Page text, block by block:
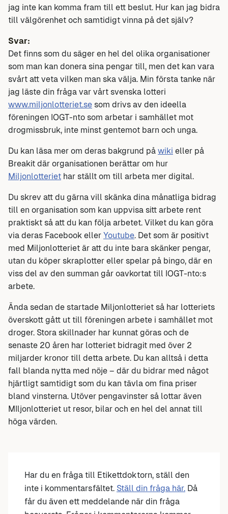
jag inte kan komma fram till ett beslut. Hur kan jag bidra
till välgörenhet och samtidigt vinna på det själv?
Svar:
Det finns som du säger en hel del olika organisationer
som man kan donera sina pengar till, men det kan vara
svårt att veta vilken man ska välja. Min första tanke när
jag läste din fråga var vårt svenska lotteri
www.miljonlotteriet.se som drivs av den ideella
föreningen IOGT-nto som arbetar i samhället mot
drogmissbruk, inte minst gentemot barn och unga.
Du kan läsa mer om deras bakgrund på wiki eller på
Breakit där organisationen berättar om hur
Miljonlotteriet har ställt om till arbeta mer digital.
Du skrev att du gärna vill skänka dina månatliga bidrag
till en organisation som kan uppvisa sitt arbete rent
praktiskt så att du kan följa arbetet. Vilket du kan göra
via deras Facebook eller Youtube. Det som är positivt
med Miljonlotteriet är att du inte bara skänker pengar,
utan du köper skraplotter eller spelar på bingo, där en
viss del av den summan går oavkortat till IOGT-nto:s
arbete.
Ända sedan de startade Miljonlotteriet så har lotteriets
överskott gått ut till föreningen arbete i samhället mot
droger. Stora skillnader har kunnat göras och de
senaste 20 åren har lotteriet bidragit med över 2
miljarder kronor till detta arbete. Du kan alltså i detta
fall blanda nytta med nöje – där du bidrar med något
hjärtligt samtidigt som du kan tävla om fina priser
bland vinsterna. Utöver pengavinster så lottar även
MIljonlotteriet ut resor, bilar och en hel del annat till
höga värden.
Har du en fråga till Etikettdoktorn, ställ den
inte i kommentarsfältet. Ställ din fråga här. Då
får du även ett meddelande när din fråga